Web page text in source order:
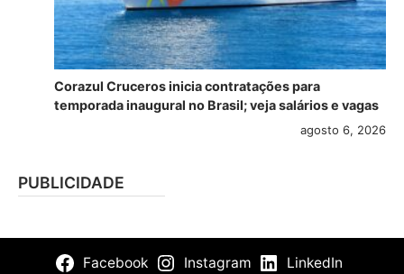
Corazul Cruceros inicia contratações para
temporada inaugural no Brasil; veja salários e vagas
agosto 6, 2026
PUBLICIDADE
Facebook Instagram
LinkedIn